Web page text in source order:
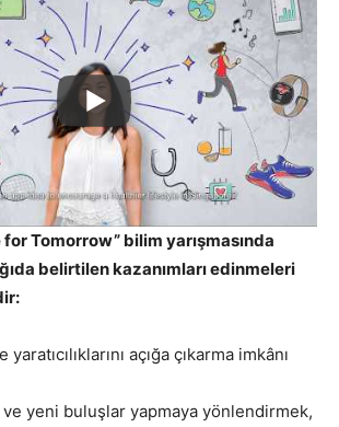
Tomorrow” bilim yarışmasında
belirtilen kazanımları edinmeleri
açığa çıkarma imkânı
yeni buluşlar yapmaya yönlendirmek,